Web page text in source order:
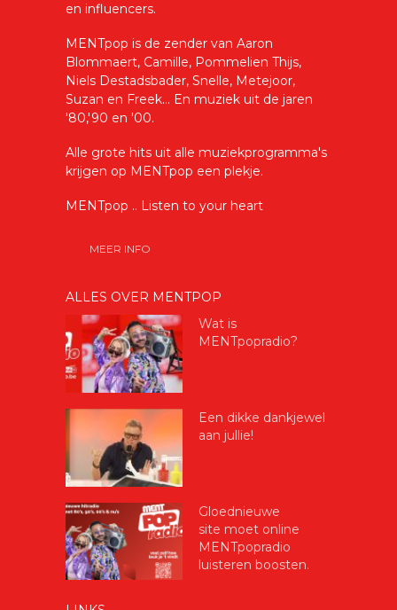
en influencers.
MENTpop is de zender van Aaron
Blommaert, Camille, Pommelien Thijs,
Niels Destadsbader, Snelle, Metejoor,
Suzan en Freek... En muziek uit de jaren
'80,'90 en '00.
Alle grote hits uit alle muziekprogramma's
krijgen op MENTpop een plekje.
MENTpop .. Listen to your heart
MEER INFO
ALLES OVER MENTPOP
Wat is
MENTpopradio?
Een dikke dankjewel
aan jullie!
Gloednieuwe
site moet online
MENTpopradio
luisteren boosten.